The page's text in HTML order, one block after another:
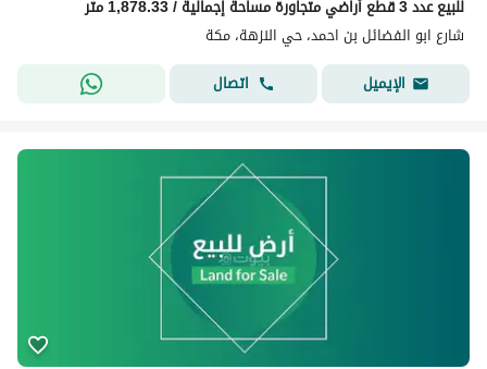
للبيع عدد 3 قطع أراضي متجاورة مساحة إجمالية / 1,878.33 متر
شارع ابو الفضائل بن احمد، حي النزهة، مكة
الإيميل
اتصال